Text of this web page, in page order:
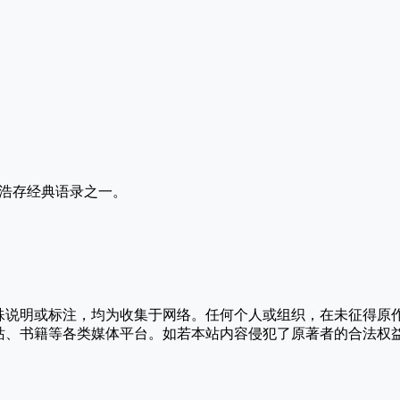
存经典语录之一。
明或标注，均为收集于网络。任何个人或组织，在未征得原
书籍等各类媒体平台。如若本站内容侵犯了原著者的合法权